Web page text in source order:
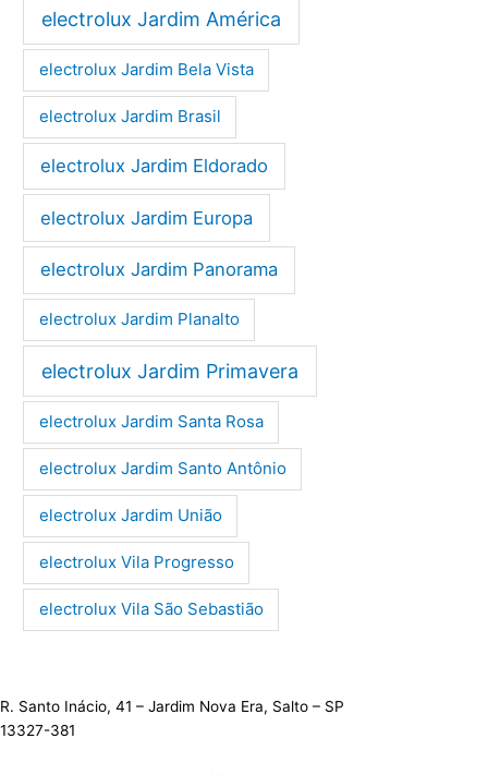
electrolux Jardim América
electrolux Jardim Bela Vista
electrolux Jardim Brasil
electrolux Jardim Eldorado
electrolux Jardim Europa
electrolux Jardim Panorama
electrolux Jardim Planalto
electrolux Jardim Primavera
electrolux Jardim Santa Rosa
electrolux Jardim Santo Antônio
electrolux Jardim União
electrolux Vila Progresso
electrolux Vila São Sebastião
R. Santo Inácio, 41 – Jardim Nova Era, Salto – SP
13327-381